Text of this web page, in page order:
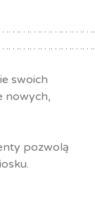
swoich
nowych,
pozwolą